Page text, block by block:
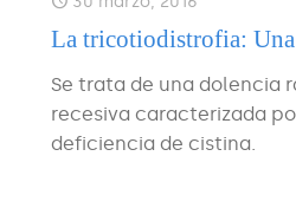
La tricotiodistrofia: Una
Se trata de una dolencia
recesiva caracterizada
deficiencia de cistina.